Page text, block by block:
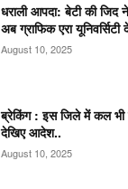
धराली आपदा: बेटी की जिद
अब ग्राफिक एरा यूनिवर्सिटी
August 10, 2025
ब्रेकिंग : इस जिले में कल
देखिए आदेश..
August 10, 2025